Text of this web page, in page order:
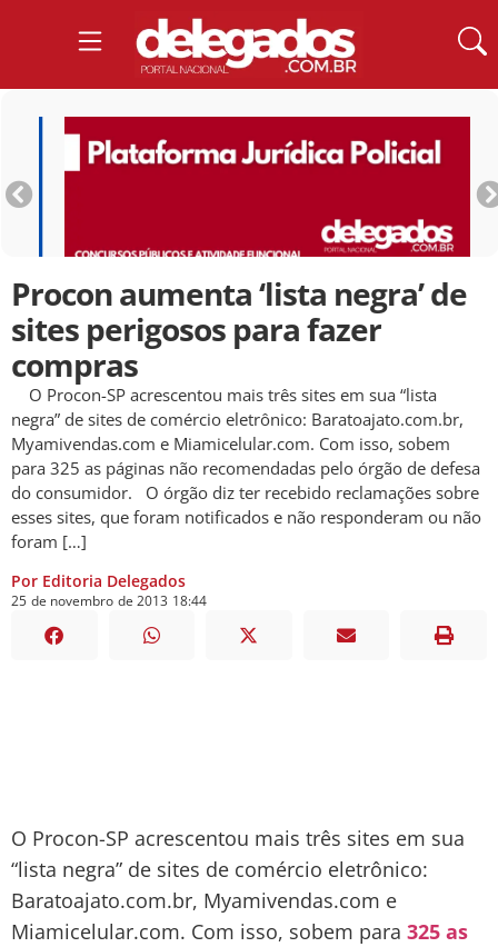
Procon aumenta ‘lista negra’ de
sites perigosos para fazer
compras
O Procon-SP acrescentou mais três sites em sua “lista
negra” de sites de comércio eletrônico: Baratoajato.com.br,
Myamivendas.com e Miamicelular.com. Com isso, sobem
para 325 as páginas não recomendadas pelo órgão de defesa
do consumidor. O órgão diz ter recebido reclamações sobre
esses sites, que foram notificados e não responderam ou não
foram […]
Por Editoria Delegados
25 de novembro de 2013 18:44
O Procon-SP acrescentou mais três sites em sua
“lista negra” de sites de comércio eletrônico:
Baratoajato.com.br, Myamivendas.com e
Miamicelular.com. Com isso, sobem para 325 as